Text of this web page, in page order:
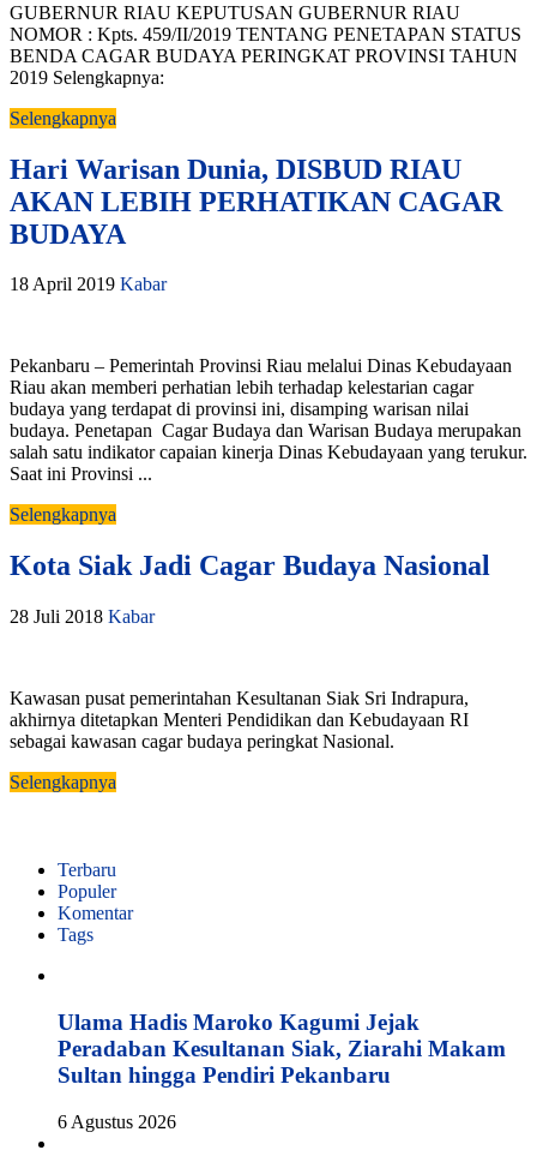
GUBERNUR RIAU KEPUTUSAN GUBERNUR RIAU
NOMOR : Kpts. 459/II/2019 TENTANG PENETAPAN STATUS
BENDA CAGAR BUDAYA PERINGKAT PROVINSI TAHUN
2019 Selengkapnya:
Selengkapnya
Hari Warisan Dunia, DISBUD RIAU
AKAN LEBIH PERHATIKAN CAGAR
BUDAYA
18 April 2019 Kabar
Pekanbaru – Pemerintah Provinsi Riau melalui Dinas Kebudayaan
Riau akan memberi perhatian lebih terhadap kelestarian cagar
budaya yang terdapat di provinsi ini, disamping warisan nilai
budaya. Penetapan Cagar Budaya dan Warisan Budaya merupakan
salah satu indikator capaian kinerja Dinas Kebudayaan yang terukur.
Saat ini Provinsi ...
Selengkapnya
Kota Siak Jadi Cagar Budaya Nasional
28 Juli 2018 Kabar
Kawasan pusat pemerintahan Kesultanan Siak Sri Indrapura,
akhirnya ditetapkan Menteri Pendidikan dan Kebudayaan RI
sebagai kawasan cagar budaya peringkat Nasional.
Selengkapnya
Terbaru
Populer
Komentar
Tags
Ulama Hadis Maroko Kagumi Jejak
Peradaban Kesultanan Siak, Ziarahi Makam
Sultan hingga Pendiri Pekanbaru
6 Agustus 2026